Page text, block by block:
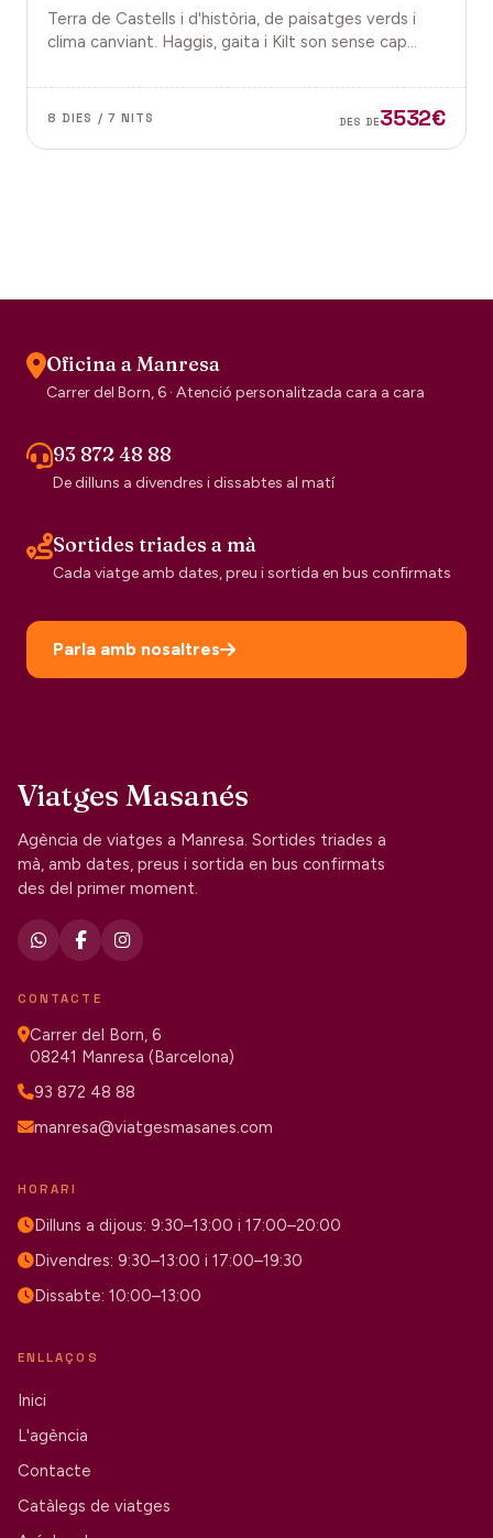
Terra de Castells i d'història, de paisatges verds i
clima canviant. Haggis, gaita i Kilt son sense cap
8 DIES / 7 NITS DES DE3532€
Oficina a Manresa
Carrer del Born, 6 · Atenció personalitzada cara a cara
93 872 48 88
De dilluns a divendres i dissabtes al matí
Sortides triades a mà
Cada viatge amb dates, preu i sortida en bus confirmats
Parla amb nosaltres
Viatges Masanés
Agència de viatges a Manresa. Sortides triades a
mà, amb dates, preus i sortida en bus confirmats
des del primer moment.
CONTACTE
Carrer del Born, 6
08241 Manresa (Barcelona)
93 872 48 88
manresa@viatgesmasanes.com
HORARI
Dilluns a dijous: 9:30–13:00 i 17:00–20:00
Divendres: 9:30–13:00 i 17:00–19:30
Dissabte: 10:00–13:00
ENLLAÇOS
Inici
L'agència
Contacte
Catàlegs de viatges